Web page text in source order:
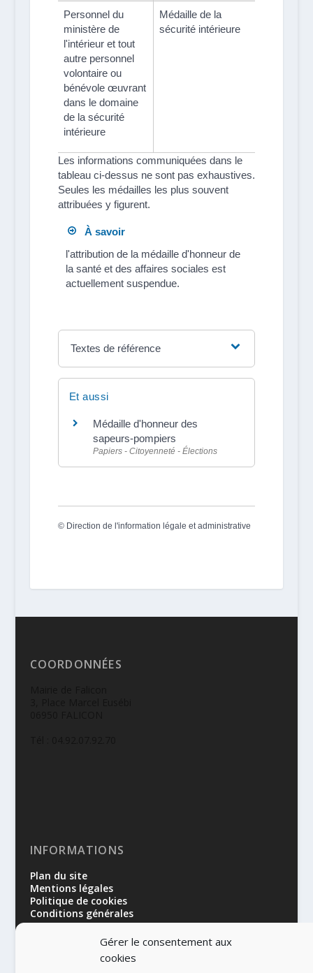
Gérer le consentement aux
cookies
Personnel du
ministère de
l'intérieur et tout
autre personnel
volontaire ou
bénévole œuvrant
dans le domaine
de la sécurité
intérieure
Médaille de la
sécurité intérieure
Les informations communiquées dans le
tableau ci-dessus ne sont pas exhaustives.
Seules les médailles les plus souvent
attribuées y figurent.
À savoir
l'attribution de la médaille d'honneur de
la santé et des affaires sociales est
actuellement suspendue.
Textes de référence
Et aussi
Médaille d'honneur des
sapeurs-pompiers
Papiers - Citoyenneté - Élections
© Direction de l'information légale et administrative
COORDONNÉES
INFORMATIONS
Plan du site
Mentions légales
Politique de cookies
Conditions générales